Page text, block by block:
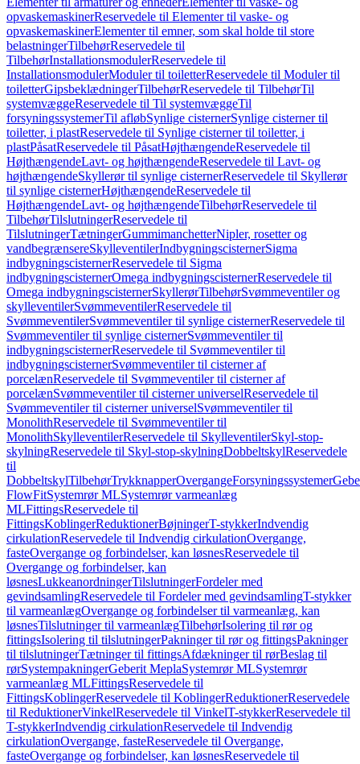
opvaskemaskinerReservedele til Elementer til vaske- og
opvaskemaskinerElementer til emner, som skal holde til store
belastningerTilbehørReservedele til
TilbehørInstallationsmodulerReservedele til
InstallationsmodulerModuler til toiletterReservedele til Moduler til
toiletterGipsbeklædningerTilbehørReservedele til TilbehørTil
systemvæggeReservedele til Til systemvæggeTil
forsyningssystemerTil afløbSynlige cisternerSynlige cisterner til
toiletter, i plastReservedele til Synlige cisterner til toiletter, i
plastPåsatReservedele til PåsatHøjthængendeReservedele til
HøjthængendeLavt- og højthængendeReservedele til Lavt- og
højthængendeSkyllerør til synlige cisternerReservedele til Skyllerør
til synlige cisternerHøjthængendeReservedele til
HøjthængendeLavt- og højthængendeTilbehørReservedele til
TilbehørTilslutningerReservedele til
TilslutningerTætningerGummimanchetterNipler, rosetter og
vandbegrænsereSkylleventilerIndbygningscisternerSigma
indbygningscisternerReservedele til Sigma
indbygningscisternerOmega indbygningscisternerReservedele til
Omega indbygningscisternerSkyllerørTilbehørSvømmeventiler og
skylleventilerSvømmeventilerReservedele til
SvømmeventilerSvømmeventiler til synlige cisternerReservedele til
Svømmeventiler til synlige cisternerSvømmeventiler til
indbygningscisternerReservedele til Svømmeventiler til
indbygningscisternerSvømmeventiler til cisterner af
porcelænReservedele til Svømmeventiler til cisterner af
porcelænSvømmeventiler til cisterner universelReservedele til
Svømmeventiler til cisterner universelSvømmeventiler til
MonolithReservedele til Svømmeventiler til
MonolithSkylleventilerReservedele til SkylleventilerSkyl-stop-
skylningReservedele til Skyl-stop-skylningDobbeltskylReservedele
til
DobbeltskylTilbehørTrykknapperOvergangeForsyningssystemer
FlowFitSystemrør MLSystemrør varmeanlæg
MLFittingsReservedele til
FittingsKoblingerReduktionerBøjningerT-stykkerIndvendig
cirkulationReservedele til Indvendig cirkulationOvergange,
fasteOvergange og forbindelser, kan løsnesReservedele til
Overgange og forbindelser, kan
løsnesLukkeanordningerTilslutningerFordeler med
gevindsamlingReservedele til Fordeler med gevindsamlingT-stykker
til varmeanlægOvergange og forbindelser til varmeanlæg, kan
løsnesTilslutninger til varmeanlægTilbehørIsolering til rør og
fittingsIsolering til tilslutningerPakninger til rør og fittingsPakninger
til tilslutningerTætninger til fittingsAfdækninger til rørBeslag til
rørSystempakningerGeberit MeplaSystemrør MLSystemrør
varmeanlæg MLFittingsReservedele til
FittingsKoblingerReservedele til KoblingerReduktionerReservedele
til ReduktionerVinkelReservedele til VinkelT-stykkerReservedele til
T-stykkerIndvendig cirkulationReservedele til Indvendig
cirkulationOvergange, fasteReservedele til Overgange,
fasteOvergange og forbindelser, kan løsnesReservedele til